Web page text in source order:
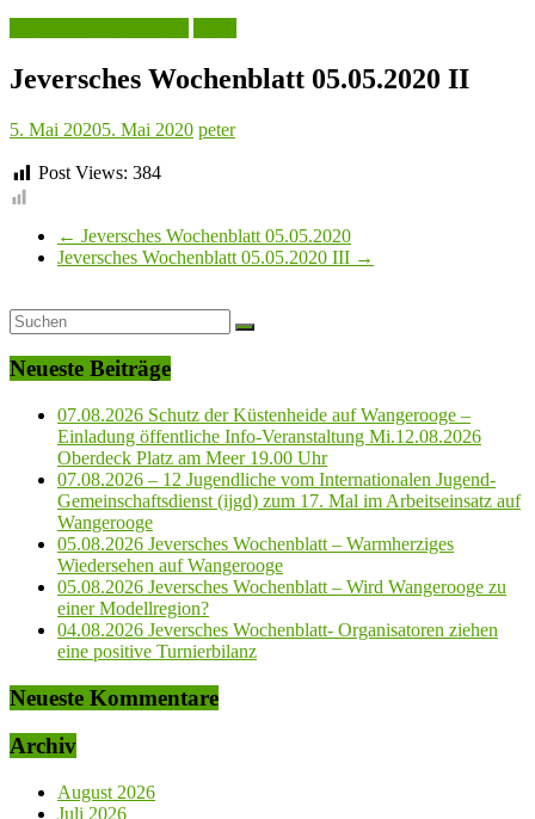
Jeversches Wochenblatt 05.05.2020 II
5. Mai 20205. Mai 2020 peter
Post Views: 384
← Jeversches Wochenblatt 05.05.2020
Jeversches Wochenblatt 05.05.2020 III →
Neueste Beiträge
07.08.2026 Schutz der Küstenheide auf Wangerooge –
Einladung öffentliche Info-Veranstaltung Mi.12.08.2026
Oberdeck Platz am Meer 19.00 Uhr
07.08.2026 – 12 Jugendliche vom Internationalen Jugend-
Gemeinschaftsdienst (ijgd) zum 17. Mal im Arbeitseinsatz auf
Wangerooge
05.08.2026 Jeversches Wochenblatt – Warmherziges
Wiedersehen auf Wangerooge
05.08.2026 Jeversches Wochenblatt – Wird Wangerooge zu
einer Modellregion?
04.08.2026 Jeversches Wochenblatt- Organisatoren ziehen
eine positive Turnierbilanz
Neueste Kommentare
Archiv
August 2026
Juli 2026